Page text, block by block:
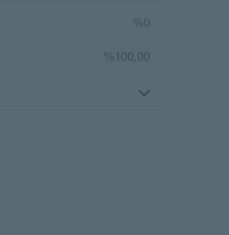
%0
%100,00